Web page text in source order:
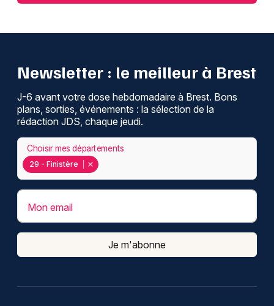
Newsletter : le meilleur à Brest
J-6 avant votre dose hebdomadaire à Brest. Bons
plans, sorties, événements : la sélection de la
rédaction JDS, chaque jeudi.
29 - Finistère
Choisir mes départements
Mon email
Je m'abonne